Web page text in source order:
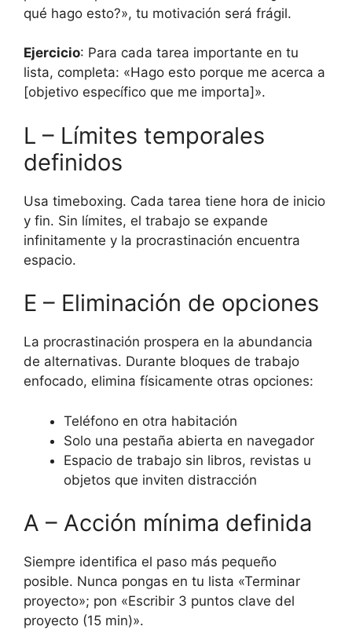
qué hago esto?», tu motivación será frágil.
Ejercicio: Para cada tarea importante en tu
lista, completa: «Hago esto porque me acerca a
[objetivo específico que me importa]».
L – Límites temporales
definidos
Usa timeboxing. Cada tarea tiene hora de inicio
y fin. Sin límites, el trabajo se expande
infinitamente y la procrastinación encuentra
espacio.
E – Eliminación de opciones
La procrastinación prospera en la abundancia
de alternativas. Durante bloques de trabajo
enfocado, elimina físicamente otras opciones:
Teléfono en otra habitación
Solo una pestaña abierta en navegador
Espacio de trabajo sin libros, revistas u
objetos que inviten distracción
A – Acción mínima definida
Siempre identifica el paso más pequeño
posible. Nunca pongas en tu lista «Terminar
proyecto»; pon «Escribir 3 puntos clave del
proyecto (15 min)».